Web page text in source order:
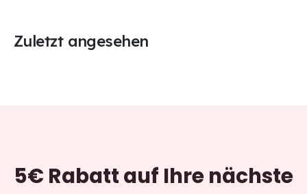
Zuletzt angesehen
5€ Rabattauf Ihre nächste